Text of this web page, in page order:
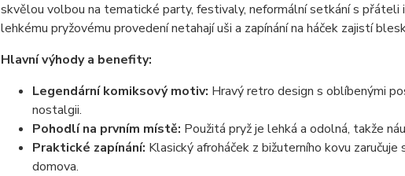
skvělou volbou na tematické party, festivaly, neformální setkání s přáteli
lehkému pryžovému provedení netahají uši a zapínání na háček zajistí
Hlavní výhody a benefity:
Legendární komiksový motiv: Hravý retro design s oblíbenými
nostalgii.
Pohodlí na prvním místě: Použitá pryž je lehká a odolná, takže
Praktické zapínání: Klasický afroháček z bižuterního kovu
domova.